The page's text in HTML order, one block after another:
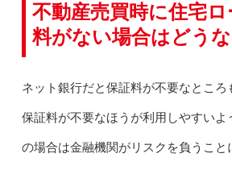
不動産売買時に住宅
料がない場合はどう
ネット銀行だと保証料が不要なところ
保証料が不要なほうが利用しやすいよ
の場合は金融機関がリスクを負うこと